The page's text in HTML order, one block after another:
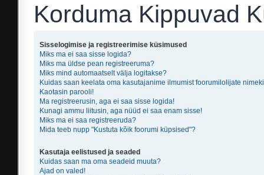
Korduma Kippuvad
Sisselogimise ja registreerimise küsimused
Miks ma ei saa sisse logida?
Miks ma üldse pean registreeruma?
Miks mind automaatselt välja logitakse?
Kuidas saan keelata oma kasutajanime ilmumist foorumilolijate
Kaotasin parooli!
Ma registreerusin, aga ei saa sisse logida!
Kunagi ammu liitusin, aga nüüd ei saa enam sisse!
Miks ma ei saa registreeruda?
Mida teeb nupp "Kustuta kõik foorumi küpsised"?
Kasutaja eelistused ja seaded
Kuidas saan ma oma seadeid muuta?
Ajad on valed!